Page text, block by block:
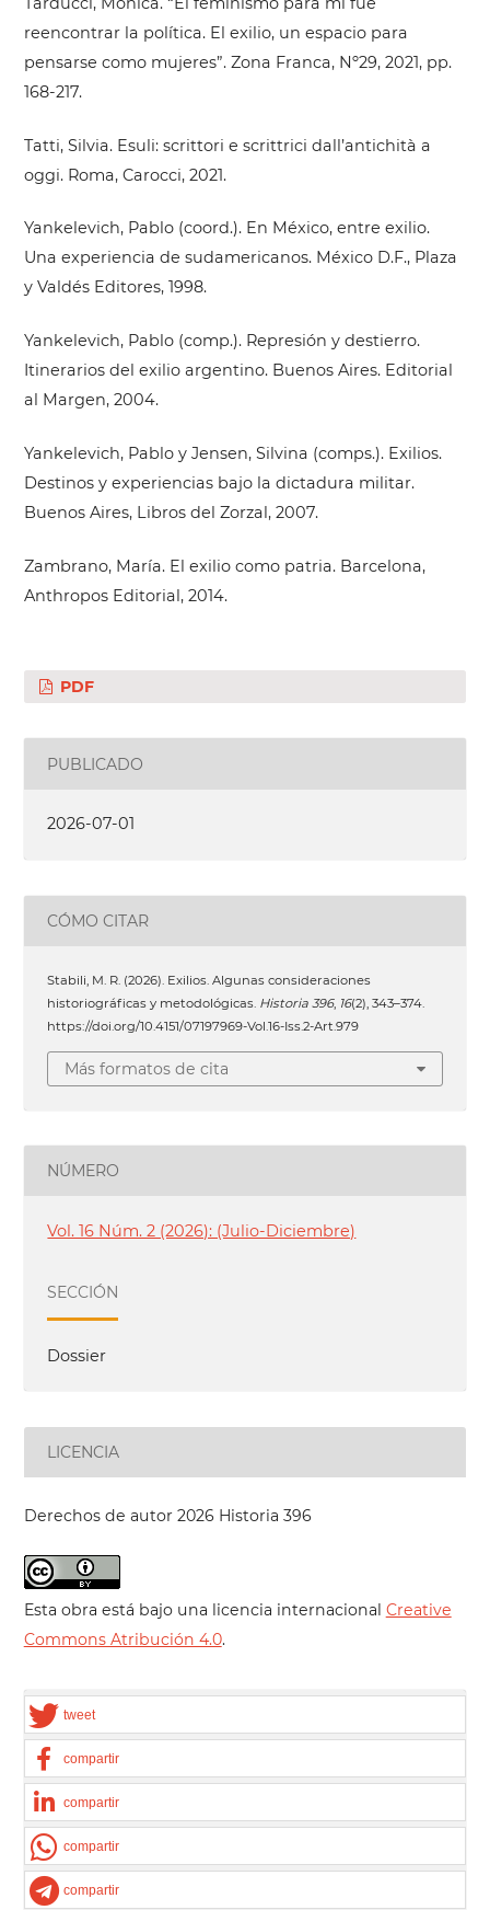
reencontrar la política. El exilio, un espacio para
pensarse como mujeres”. Zona Franca, Nº29, 2021, pp.
168-217.
Tatti, Silvia. Esuli: scrittori e scrittrici dall’antichità a
oggi. Roma, Carocci, 2021.
Yankelevich, Pablo (coord.). En México, entre exilio.
Una experiencia de sudamericanos. México D.F., Plaza
y Valdés Editores, 1998.
Yankelevich, Pablo (comp.). Represión y destierro.
Itinerarios del exilio argentino. Buenos Aires. Editorial
al Margen, 2004.
Yankelevich, Pablo y Jensen, Silvina (comps.). Exilios.
Destinos y experiencias bajo la dictadura militar.
Buenos Aires, Libros del Zorzal, 2007.
Zambrano, María. El exilio como patria. Barcelona,
Anthropos Editorial, 2014.
PDF
PUBLICADO
2026-07-01
CÓMO CITAR
Stabili, M. R. (2026). Exilios. Algunas consideraciones
historiográficas y metodológicas. Historia 396, 16(2), 343–374.
https://doi.org/10.4151/07197969-Vol.16-Iss.2-Art.979
Más formatos de cita
NÚMERO
Vol. 16 Núm. 2 (2026): (Julio-Diciembre)
SECCIÓN
Dossier
LICENCIA
Derechos de autor 2026 Historia 396
Esta obra está bajo una licencia internacional Creative
Commons Atribución 4.0.
tweet
compartir
compartir
compartir
compartir